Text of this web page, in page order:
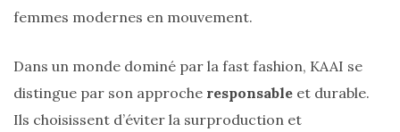
(54)
et
déceptions
(27)
femmes modernes en mouvement.
Dans un monde dominé par la fast fashion, KAAI se
distingue par son approche responsable et durable.
Ils choisissent d’éviter la surproduction et